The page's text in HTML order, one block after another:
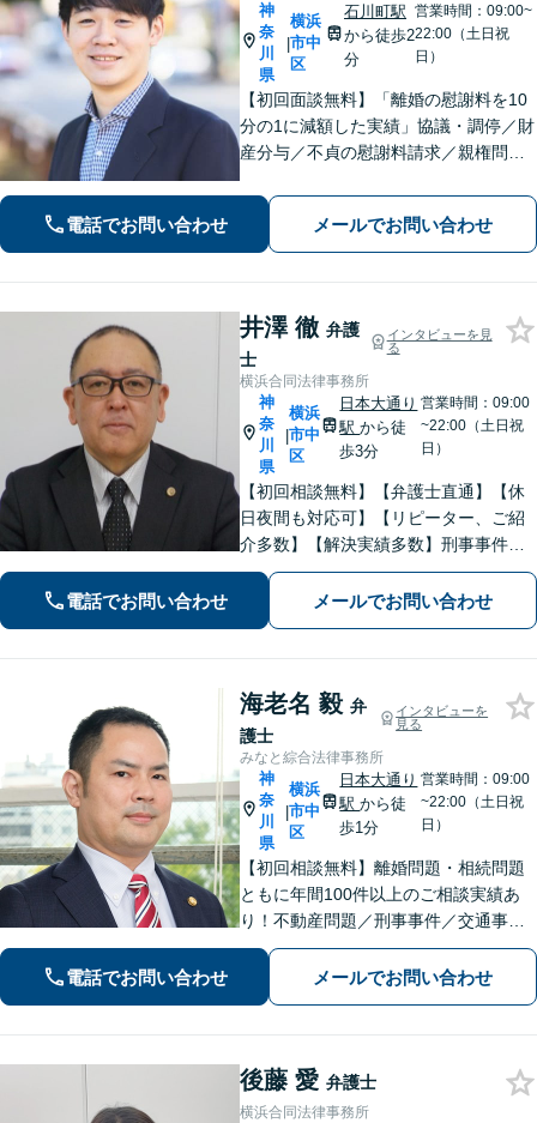
神
奈
川
県
|
横浜
市中
区
石川町駅
から徒歩2
分
営業時間：09:00~
22:00（土日祝
日）
【初回面談無料】「離婚の慰謝料を10
分の1に減額した実績」協議・調停／財
産分与／不貞の慰謝料請求／親権問題
ーの顧問経験豊富」土地・建物の明渡
しや賃料回収など幅広くサポート【夜
間・休日面談可】【電話相談対応】
電話でお問い合わせ メールでお問い合わせ
井澤 徹 弁護
士
インタビューを見
る
横浜合同法律事務所
神
奈
川
県
|
横浜
市中
区
日本大通り
駅から徒
歩3分
営業時間：09:00
~22:00（土日祝
日）
【初回相談無料】【弁護士直通】【休
日夜間も対応可】【リピーター、ご紹
介多数】【解決実績多数】刑事事件、
債務整理、離婚、相続など幅広く対
応。迅速な対応と丁寧なサポートに努
めます。
電話でお問い合わせ メールでお問い合わせ
海老名 毅 弁
護士
インタビューを
見る
みなと綜合法律事務所
神
奈
川
県
|
横浜
市中
区
日本大通り
駅から徒
歩1分
営業時間：09:00
~22:00（土日祝
日）
【初回相談無料】離婚問題・相続問題
ともに年間100件以上のご相談実績あ
り！不動産問題／刑事事件／交通事故
／借金問題／労働問題／債権回収にも
注力。これまで培ったノウハウを最大
限に活かし、最善の解決へ尽力します
電話でお問い合わせ メールでお問い合わせ
後藤 愛 弁護士
横浜合同法律事務所